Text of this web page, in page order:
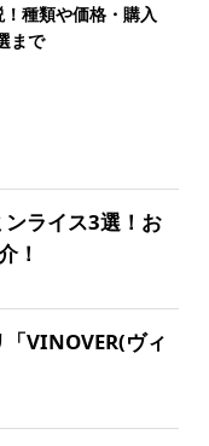
種類や価格・購入
まで
ライス3選！お
！
VINOVER(ヴィ